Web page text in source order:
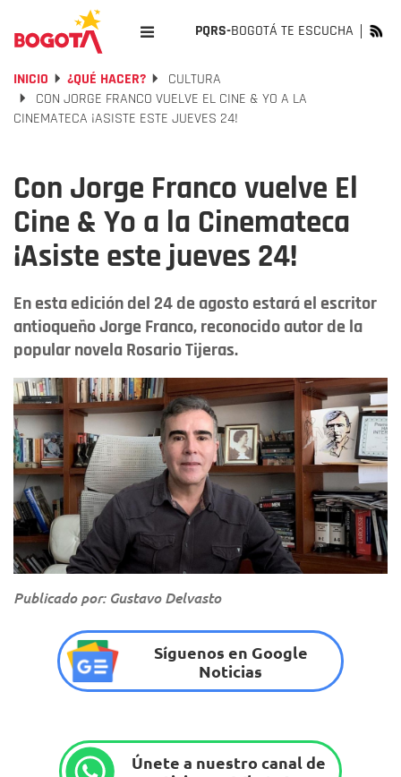
PQRS-BOGOTÁ TE ESCUCHA
INICIO ¿QUÉ HACER?
CULTURA
CON JORGE FRANCO VUELVE EL CINE & YO A LA
CINEMATECA ¡ASISTE ESTE JUEVES 24!
Con Jorge Franco vuelve El
Cine & Yo a la Cinemateca
¡Asiste este jueves 24!
En esta edición del 24 de agosto estará el escritor
antioqueño Jorge Franco, reconocido autor de la
popular novela Rosario Tijeras.
Publicado por: Gustavo Delvasto
Síguenos en Google
Noticias
Únete a nuestro canal de